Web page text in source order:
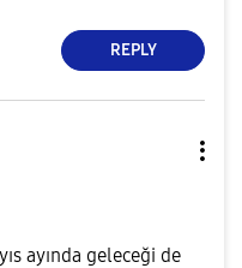
REPLY
ayında geleceği de